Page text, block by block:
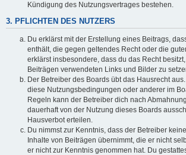
Kündigung des Nutzungsvertrages bestehen.
3. PFLICHTEN DES NUTZERS
Du erklärst mit der Erstellung eines Beitrags,
enthält, die gegen geltendes Recht oder die
erklärst insbesondere, dass du das Recht
Beiträgen verwendeten Links und Bilder zu
Der Betreiber des Boards übt das Hausrecht
diese Nutzungsbedingungen oder anderer im
Regeln kann der Betreiber dich nach
dauerhaft von der Nutzung dieses Boards
Hausverbot erteilen.
Du nimmst zur Kenntnis, dass der Betreiber
Inhalte von Beiträgen übernimmt, die er nicht
er nicht zur Kenntnis genommen hat. Du